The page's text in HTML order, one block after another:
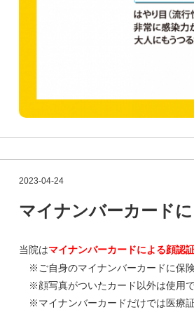
2023-04-24
マイナンバーカード
当院はマイナンバーカードによる顔認
※ご自身のマイナンバーカードに保険
※顔写真がついたカード以外は使用で
※マイナンバーカードだけでは医療証